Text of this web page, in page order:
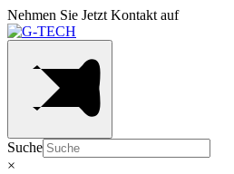
Nehmen Sie Jetzt Kontakt auf
Suche
×